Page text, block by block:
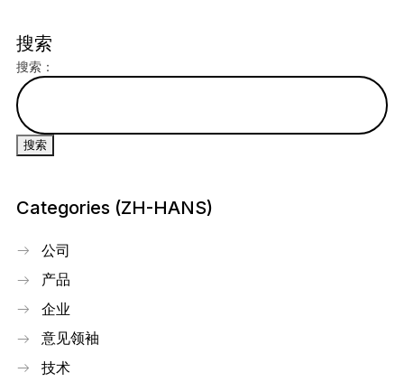
搜索
搜索：
Categories (ZH-HANS)
公司
产品
企业
意见领袖
技术